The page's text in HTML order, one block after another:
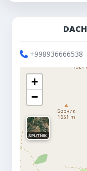
+998936666538
+
−
SPUTNIK